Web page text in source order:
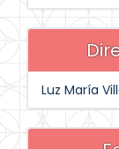
Luz María